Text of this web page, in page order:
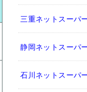
三重ネットスーパ
静岡ネットスーパ
石川ネットスーパ